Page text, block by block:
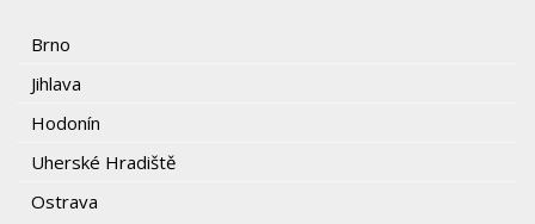
Brno
Jihlava
Hodonín
Uherské Hradiště
Ostrava